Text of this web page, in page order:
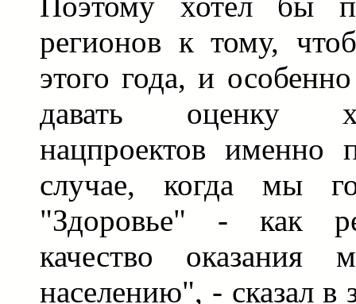
регионов к тому,
этого года, и
давать оценку
нацпроектов
случае, когда мы
"Здоровье" - как
качество оказания
населению", - сказал в